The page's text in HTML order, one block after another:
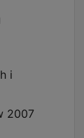
i
2007